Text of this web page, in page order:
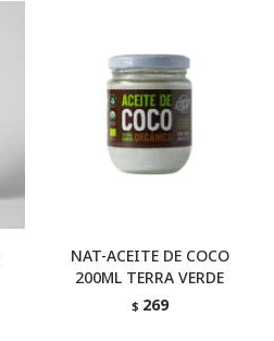
NAT-ACEITE DE COCO
200ML TERRA VERDE
$ 269